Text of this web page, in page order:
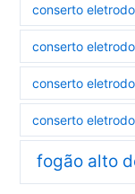
conserto
conserto
conserto
conserto
fogão alto